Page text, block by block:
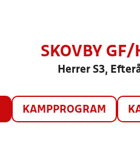
SKOVBY GF/
Herrer S3,
KAMPPROGRAM